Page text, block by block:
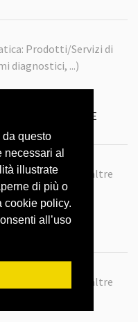
da questo
al
illustrate
di più o
cookie policy.
all’uso
Prodotti/Servizi di
diagnostici, ...)
SENZA VALVOLA E
Mascherine e altre
Mascherine e altre